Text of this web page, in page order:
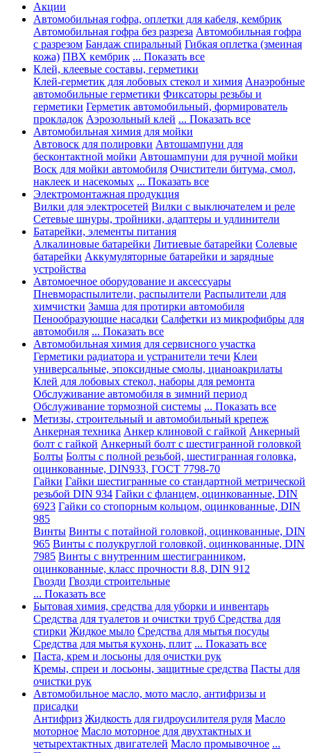
Акции
Автомобильная гофра, оплетки для кабеля, кембрик
Автомобильная гофра без разреза Автомобильная гофра
с разрезом Бандаж спиральный Гибкая оплетка (змеиная
кожа) ПВХ кембрик ... Показать все
Клей, клеевые составы, герметики
Клей-герметик для лобовых стекол и химия Анаэробные
автомобильные герметики Фиксаторы резьбы и
герметики Герметик автомобильный, формирователь
прокладок Аэрозольный клей ... Показать все
Автомобильная химия для мойки
Автовоск для полировки Автошампуни для
бесконтактной мойки Автошампуни для ручной мойки
Воск для мойки автомобиля Очистители битума, смол,
наклеек и насекомых ... Показать все
Электромонтажная продукция
Вилки для электросетей Вилки с выключателем и реле
Сетевые шнуры, тройники, адаптеры и удлинители
Батарейки, элементы питания
Алкалиновые батарейки Литиевые батарейки Солевые
батарейки Аккумуляторные батарейки и зарядные
устройства
Автомоечное оборудование и аксессуары
Пневмораспылители, распылители Распылители для
химчистки Замша для протирки автомобиля
Пенообразующие насадки Салфетки из микрофибры для
автомобиля ... Показать все
Автомобильная химия для сервисного участка
Герметики радиатора и устранители течи Клеи
универсальные, эпоксидные смолы, цианоакрилаты
Клей для лобовых стекол, наборы для ремонта
Обслуживание автомобиля в зимний период
Обслуживание тормозной системы ... Показать все
Метизы, строительный и автомобильный крепеж
Анкерная техника Анкер клиновой с гайкой Анкерный
болт с гайкой Анкерный болт с шестигранной головкой
Болты Болты с полной резьбой, шестигранная головка,
оцинкованные, DIN933, ГОСТ 7798-70
Гайки Гайки шестигранные со стандартной метрической
резьбой DIN 934 Гайки с фланцем, оцинкованные, DIN
6923 Гайки со стопорным кольцом, оцинкованные, DIN
985
Винты Винты с потайной головкой, оцинкованные, DIN
965 Винты с полукруглой головкой, оцинкованные, DIN
7985 Винты с внутренним шестигранником,
оцинкованные, класс прочности 8.8, DIN 912
Гвозди Гвозди строительные
... Показать все
Бытовая химия, средства для уборки и инвентарь
Средства для туалетов и очистки труб Средства для
стирки Жидкое мыло Средства для мытья посуды
Средства для мытья кухонь, плит ... Показать все
Паста, крем и лосьоны для очистки рук
Кремы, спреи и лосьоны, защитные средства Пасты для
очистки рук
Автомобильное масло, мото масло, антифризы и
присадки
Антифриз Жидкость для гидроусилителя руля Масло
моторное Масло моторное для двухтактных и
четырехтактных двигателей Масло промывочное ...